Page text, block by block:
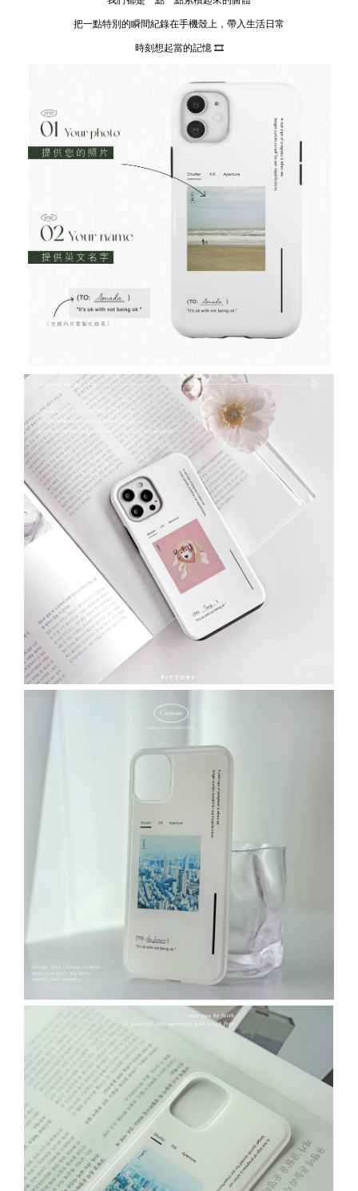
系列｜簡約文字 Life
goes on - 滴膠支架
NT$ 189.00
-
「獨家設計款」設計師
系列｜簡約文字
bouquet - 滴膠支架
NT$ 199.00
vacances法式假期
膠支架
NT$ 189.00
NT$ 199.00
加購優惠｜擦拭布
「FITZORY原創」麂皮絨擦拭布
+
[ 推薦 ] 防窺2.5D全屏 ｜
NT$ 132.05
-
[ 推薦 ] 9D頂級鑽石全屏 ｜
iphone玻璃鋼化膜
NT$ 189.05
NT$ 199.00
加入購物車
把一點特別的瞬間紀錄在手機殼上，帶入生活日常
時刻想起當的記憶 🎞